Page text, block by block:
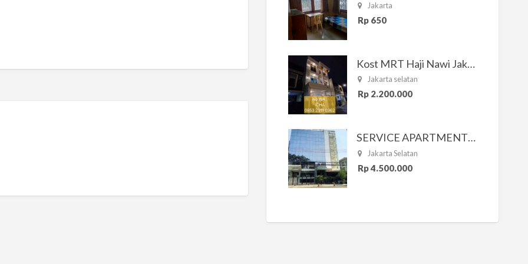
Jakarta
Rp 650
Kost MRT Haji Nawi Jakarta Selatan
Jakarta selatan
Rp 2.200.000
SERVICE APARTMENT SOUTH RESIDENCE
Jakarta Selatan
Rp 4.500.000